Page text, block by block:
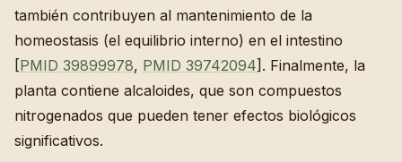
también contribuyen al mantenimiento de la
homeostasis (el equilibrio interno) en el intestino
[PMID 39899978, PMID 39742094]. Finalmente, la
planta contiene alcaloides, que son compuestos
nitrogenados que pueden tener efectos biológicos
significativos.